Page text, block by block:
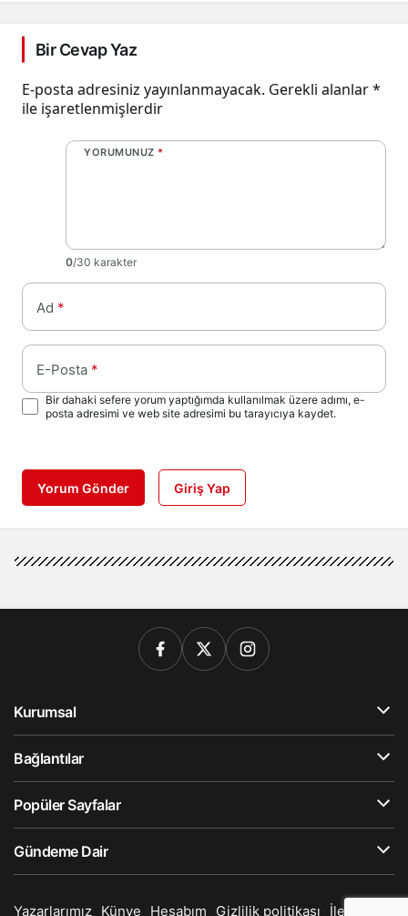
Bir Cevap Yaz
E-posta adresiniz yayınlanmayacak. Gerekli alanlar*
ile işaretlenmişlerdir
YORUMUNUZ *
0/30 karakter
Ad *
E-Posta *
Bir dahaki sefere yorum yaptığımda kullanılmak üzere adımı, e-
posta adresimi ve web site adresimi bu tarayıcıya kaydet.
Yorum Gönder Giriş Yap
Kurumsal
Bağlantılar
Popüler Sayfalar
Gündeme Dair
Yazarlarımız Künye Hesabım Gizlilik politikası İletişim